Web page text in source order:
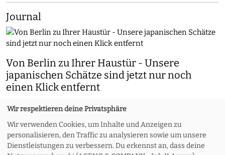
Journal
Von Berlin zu Ihrer Haustür - Unsere
japanischen Schätze sind jetzt nur noch
einen Klick entfernt
Nach dem durchschlagenden Erfolg unseres Geschäfts in der
Online-Shops bekannt zu geben. Jetzt können Liebhaber
feiner japanischer Handwerkskunst in ganz Europa unsere
ausgewählte Kollektion bequem von zu Hause aus entdecken
Wir respektieren deine Privatsphäre
Wir verwenden Cookies, um Inhalte und Anzeigen zu
personalisieren, den Traffic zu analysieren sowie um unsere
Dienstleistungen zu verbessern. Du erkennst an, dass deine